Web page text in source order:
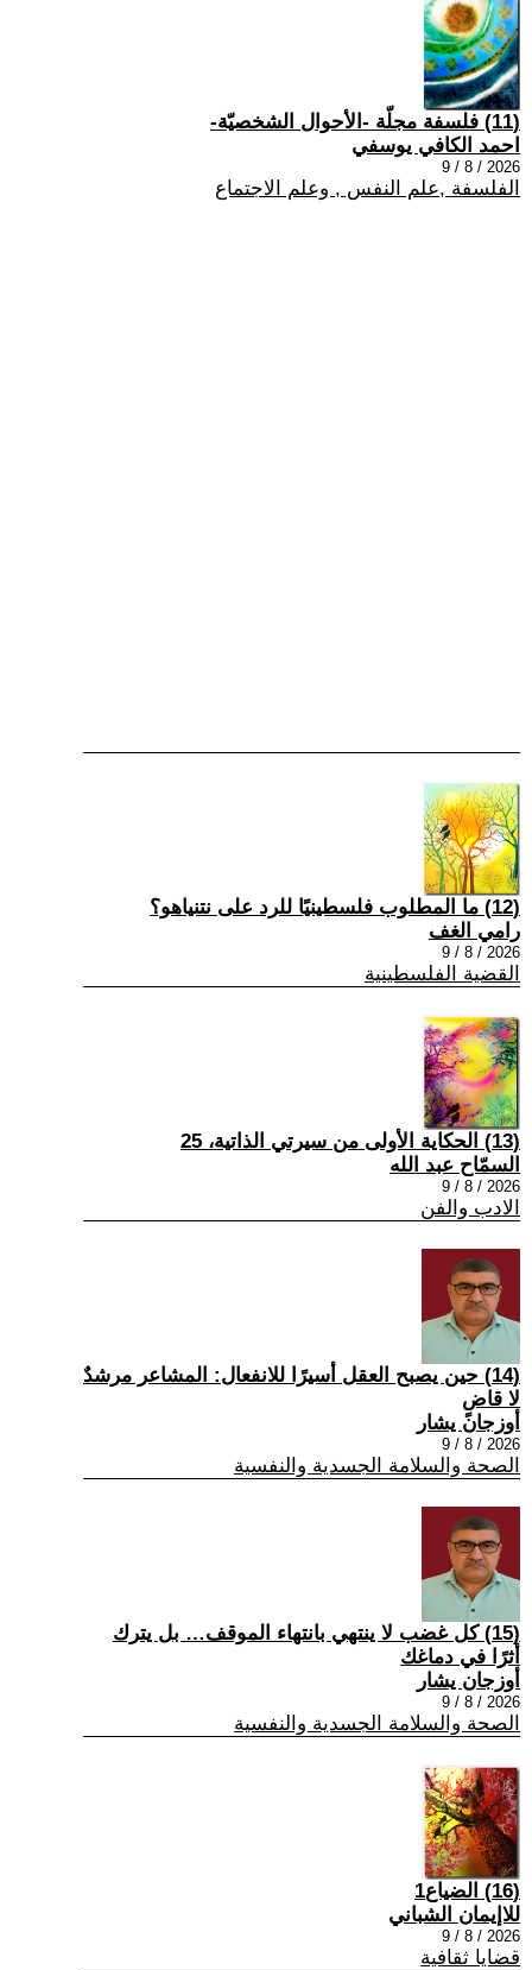
(11) فلسفة مجلّة -الأحوال الشخصيّة-
احمد الكافي يوسفي
2026 / 8 / 9
الفلسفة ,علم النفس , وعلم الاجتماع
(12) ما المطلوب فلسطينيًا للرد على نتنياهو؟
رامي الغف
2026 / 8 / 9
القضية الفلسطينية
(13) الحكاية الأولى من سيرتي الذاتية، 25
السمّاح عبد الله
2026 / 8 / 9
الادب والفن
(14) حين يصبح العقل أسيرًا للانفعال: المشاعر مرشدٌ
لا قاضٍ
أوزجان يشار
2026 / 8 / 9
الصحة والسلامة الجسدية والنفسية
(15) كل غضب لا ينتهي بانتهاء الموقف… بل يترك
أثرًا في دماغك
أوزجان يشار
2026 / 8 / 9
الصحة والسلامة الجسدية والنفسية
(16) الضياع1
للاإيمان الشباني
2026 / 8 / 9
قضايا ثقافية